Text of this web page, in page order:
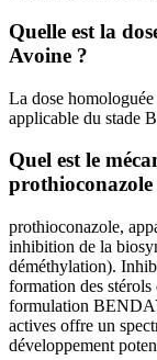
Quelle est la
Avoine ?
La dose
applicable du stade
Quel est le
prothioconazole
prothioconazole,
inhibition de la
déméthylation).
formation des
formulation
actives offre un
développement